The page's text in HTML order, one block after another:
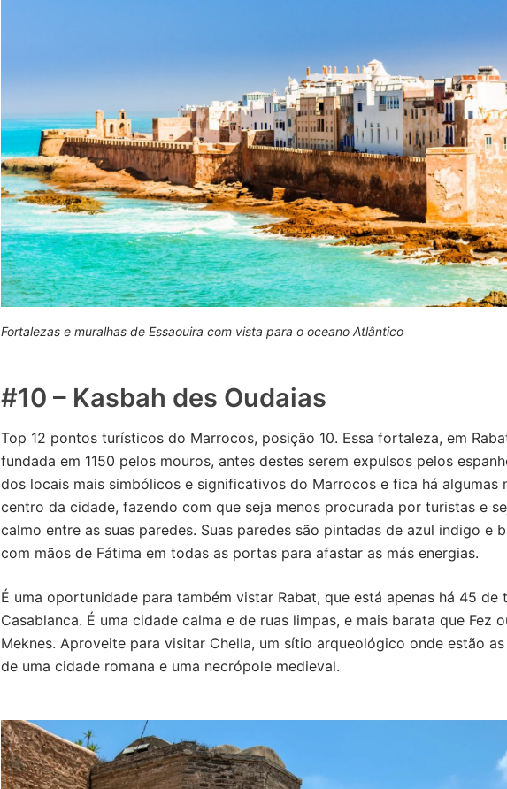
Fortalezas e muralhas de Essaouira com vista para o oceano Atlântico
#10 – Kasbah des Oudaias
Top 12 pontos turísticos do Marrocos, posição 10. Essa fortaleza, em
fundada em 1150 pelos mouros, antes destes serem expulsos pelos
dos locais mais simbólicos e significativos do Marrocos e fica há algumas
centro da cidade, fazendo com que seja menos procurada por turistas e
calmo entre as suas paredes. Suas paredes são pintadas de azul indigo e
com mãos de Fátima em todas as portas para afastar as más energias.
É uma oportunidade para também vistar Rabat, que está apenas há 45 de
Casablanca. É uma cidade calma e de ruas limpas, e mais barata que Fez
Meknes. Aproveite para visitar Chella, um sítio arqueológico onde estão as
de uma cidade romana e uma necrópole medieval.